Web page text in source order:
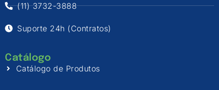
(11) 3732-3888
Suporte 24h (Contratos)
Catálogo
Catálogo de Produtos